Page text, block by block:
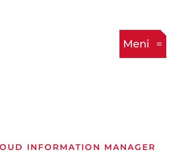
Meni
INFORMATION MANAGER